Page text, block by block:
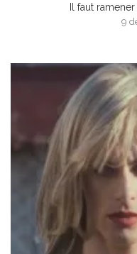
Il faut
9